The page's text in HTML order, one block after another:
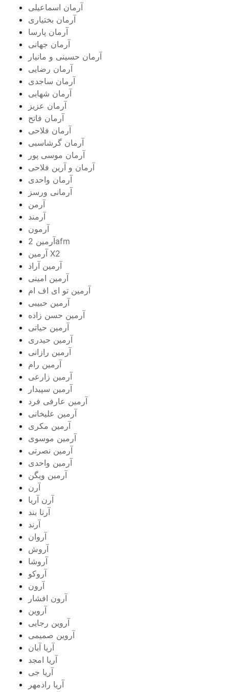
آرمان اسماعیلی
آرمان بختیاری
آرمان پارسا
آرمان جهانی
آرمان حسینی و مانیار
آرمان رضایی
آرمان ساجدی
آرمان شهابی
آرمان عزیز
آرمان فاتح
آرمان فلاحی
آرمان گرشاسبی
آرمان موسی پور
آرمان و آرین فلاحی
آرمان واحدی
آرمانی ورسز
آرمن
آرمند
آرمون
آرمین 2afm
آرمین X2
آرمین آراد
آرمین امینی
آرمین تو ای اف ام
آرمین حبیبی
آرمین حسن زاده
آرمین حیاتی
آرمین حیدری
آرمین رازانی
آرمین رام
آرمین زارعی
آرمین سپیدار
آرمین عارفی فرد
آرمین علیخانی
آرمین مکری
آرمین موسوی
آرمین نصرتی
آرمین واحدی
آرمین ویگن
آرن
آرن آریا
آرنا بند
آرند
آروان
آروش
آروشا
آروکو
آرون
آرون افشار
آروین
آروین رجایی
آروین صمیمی
آریا آبان
آریا امجد
آریا جی
آریا رادمهر